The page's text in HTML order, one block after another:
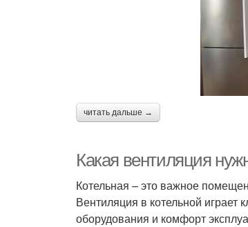
читать дальше →
Какая вентиляция
Котельная – это важное
Вентиляция в котельной играет
оборудования и комфорт